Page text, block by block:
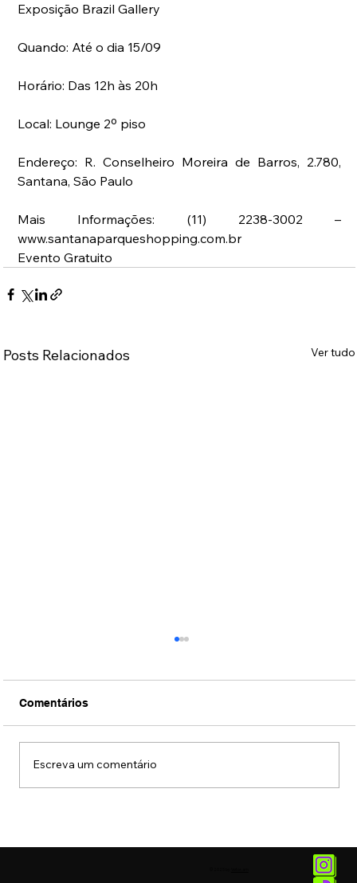
Exposição Brazil Gallery
Quando: Até o dia 15/09
Horário: Das 12h às 20h
Local: Lounge 2º piso
Endereço: R. Conselheiro Moreira de Barros, 2.780,
Santana, São Paulo
Mais Informações: (11) 2238-3002 –
www.santanaparqueshopping.com.br
Evento Gratuito
Posts Relacionados Ver tudo
Comentários
Escreva um comentário